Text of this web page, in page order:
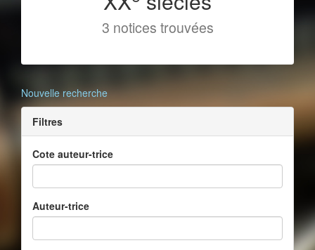
3 notices trouvées
Nouvelle recherche
Filtres
Cote auteur-trice
Auteur-trice